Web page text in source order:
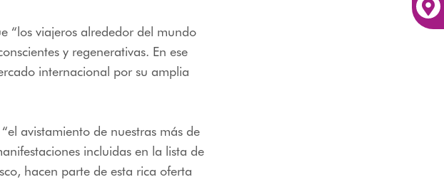
“los viajeros alrededor del mundo
y regenerativas. En ese
internacional por su amplia
avistamiento de nuestras más de
incluidas en la lista de
hacen parte de esta rica oferta